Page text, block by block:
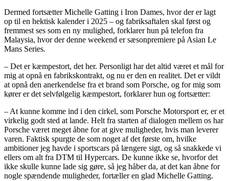
Dermed fortsætter Michelle Gatting i Iron Dames, hvor der er lagt
op til en hektisk kalender i 2025 – og fabriksaftalen skal først og
fremmest ses som en ny mulighed, forklarer hun på telefon fra
Malaysia, hvor der denne weekend er sæsonpremiere på Asian Le
Mans Series.
– Det er kæmpestort, det her. Personligt har det altid været et mål for
mig at opnå en fabrikskontrakt, og nu er den en realitet. Det er vildt
at opnå den anerkendelse fra et brand som Porsche, og for mig som
kører er det selvfølgelig kæmpestort, forklarer hun og fortsætter:
– At kunne komme ind i den cirkel, som Porsche Motorsport er, er et
virkelig godt sted at lande. Helt fra starten af dialogen mellem os har
Porsche været meget åbne for at give muligheder, hvis man leverer
varen. Faktisk spurgte de som noget af det første om, hvilke
ambitioner jeg havde i sportscars på længere sigt, og så snakkede vi
ellers om alt fra DTM til Hypercars. De kunne ikke se, hvorfor det
ikke skulle kunne lade sig gøre, så jeg håber da, at det kan åbne for
nogle spændende muligheder, fortæller en glad Michelle Gatting.